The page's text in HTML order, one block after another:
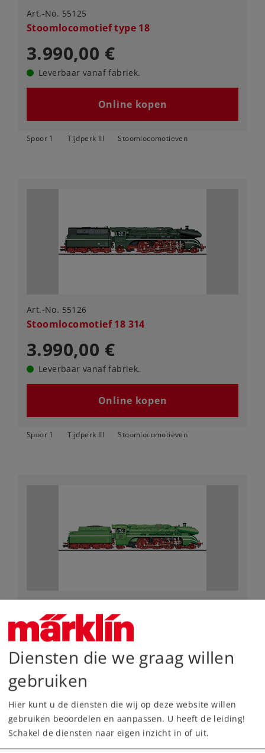
Art.-No. 55125
Stoomlocomotief type 18
3.990,00 €
Leverbaar vanaf fabriek.
Online kopen
Spoor 1 Tijdperk III Stoomlocomotieven
Art.-No. 55126
Stoomlocomotief 18 314
3.990,00 €
Leverbaar vanaf fabriek.
Online kopen
Spoor 1 Tijdperk III Stoomlocomotieven
Stoomlocomotief type 18
3.990,00 €
Leverbaar vanaf fabriek.
Spoor 1 Tijdperk III Stoomlocomotieven
Diensten die we graag willen
gebruiken
Hier kunt u de diensten die wij op deze website willen
gebruiken beoordelen en aanpassen. U heeft de leiding!
Schakel de diensten naar eigen inzicht in of uit.